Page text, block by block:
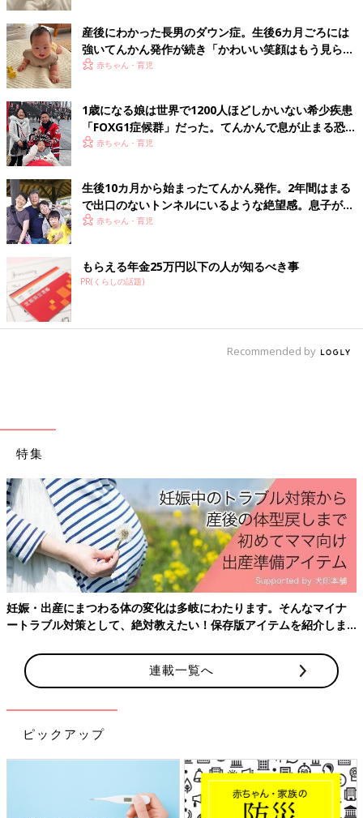
・特発性てんかん
検査をしても脳に明らかな障害が見つからない、原因不明のてん
かんです。原因は不明ですが、脳波を調べると神経細胞の異常興
奮を確認することができます。生後〜
児てんかんでは、原因のわからないと特発性てんかんが多く見ら
れます。
脳の異常興奮が起こる場所による分類
・部分てんかん
脳の一部の部位に過剰な電気興奮が発生し、発作が起こるものを
部分てんかん（局在関連てんかん）といいます。脳の一部が原因
動くといった身体の特定の部分に限定されることが多く、その場
合、発作が起こる際には本人の意識があります（意識障害を起こ
す場合もあります）。
脳の全体または大部分に過剰な興奮が起こるてんかんのことを指
の特徴を持っているてんかんがあります。
新生児から3才までの乳幼児期に発症するてんかんとしては、次
のようなものがあります。
点頭てんかん（ウエスト症候群）
乳児期の難治性てんかんです。生後３〜8か月ごろに頭を前屈、
両腕を開きお祈りをするような瞬間的なけいれん発作が数秒から
を伴うことが多く、笑わなくなった、ものに興味を示さなくなっ
た、首が座らなくなったなど知能と運動の両方で退行（できてい
間的なけいれんは、乳児が抱きつくような動きを示す「モロー反
射」と似ています。てんかんの場合は、発作が短時間に繰り返さ
場合はかかりつけの小児科医に相談するとよいでしょう。
レノックス・ガストー症候群
産後にわかった長男のダウン症。生後6カ月ごろには
強いてんかん発作が続き「かわいい笑顔はもう見られ
ないの!?」と絶望した日々【体験談】
赤ちゃん・育児
1歳になる娘は世界で1200人ほどしかいない希少疾患
「FOXG1症候群」だった。てんかんで息が止まる恐怖
の中、娘を守り抜いた10年…【体験談】
赤ちゃん・育児
生後10カ月から始まったてんかん発作。2年間はまる
で出口のないトンネルにいるような絶望感。息子がき
わめてまれな病気「環状14番染色体症候群」とわかる
赤ちゃん・育児
もらえる年金25万円以下の人が知るべき事
PR(くらしの話題)
Recommended by
特集
妊娠・出産にまつわる体の変化は多岐にわたります。そんなマイナ
ートラブル対策として、絶対教えたい！保存版アイテムを紹介しま
連載一覧へ
ピックアップ